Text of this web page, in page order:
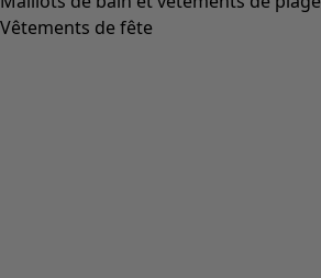
Vêtements de fête